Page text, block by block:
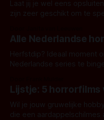
Laat jij je wel eens
zijn zeer geschikt om te
Alle Nederlandse
Herfstdip? Ideaal moment
Nederlandse series te bingen! Bij nederhorror denk
Amsterdamned of The
is niet beperkt tot films.
Lijstje: 5 horrorfilms
Wil je jouw gruwelijke
die een aardappelschilmes